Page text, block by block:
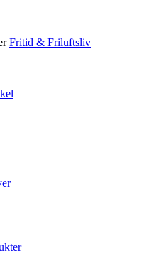
Fritid & Friluftsliv